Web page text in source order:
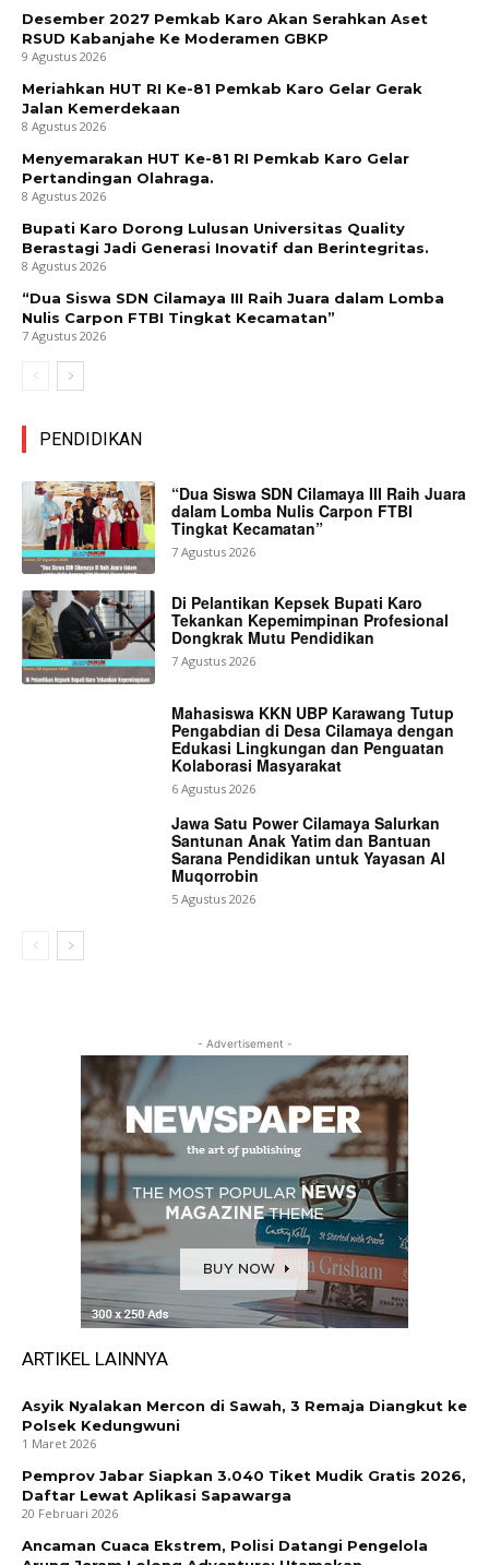
Desember 2027 Pemkab Karo Akan Serahkan Aset
RSUD Kabanjahe Ke Moderamen GBKP
9 Agustus 2026
Meriahkan HUT RI Ke-81 Pemkab Karo Gelar Gerak
Jalan Kemerdekaan
8 Agustus 2026
Menyemarakan HUT Ke-81 RI Pemkab Karo Gelar
Pertandingan Olahraga.
8 Agustus 2026
Bupati Karo Dorong Lulusan Universitas Quality
Berastagi Jadi Generasi Inovatif dan Berintegritas.
8 Agustus 2026
“Dua Siswa SDN Cilamaya III Raih Juara dalam Lomba
Nulis Carpon FTBI Tingkat Kecamatan”
7 Agustus 2026
PENDIDIKAN
“Dua Siswa SDN Cilamaya III Raih Juara
dalam Lomba Nulis Carpon FTBI
Tingkat Kecamatan”
7 Agustus 2026
Di Pelantikan Kepsek Bupati Karo
Tekankan Kepemimpinan Profesional
Dongkrak Mutu Pendidikan
7 Agustus 2026
Mahasiswa KKN UBP Karawang Tutup
Pengabdian di Desa Cilamaya dengan
Edukasi Lingkungan dan Penguatan
Kolaborasi Masyarakat
6 Agustus 2026
Jawa Satu Power Cilamaya Salurkan
Santunan Anak Yatim dan Bantuan
Sarana Pendidikan untuk Yayasan Al
Muqorrobin
5 Agustus 2026
- Advertisement -
ARTIKEL LAINNYA
Asyik Nyalakan Mercon di Sawah, 3 Remaja Diangkut ke
Polsek Kedungwuni
1 Maret 2026
Pemprov Jabar Siapkan 3.040 Tiket Mudik Gratis 2026,
Daftar Lewat Aplikasi Sapawarga
20 Februari 2026
Ancaman Cuaca Ekstrem, Polisi Datangi Pengelola